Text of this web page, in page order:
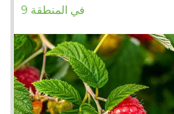
في المنطقة 9